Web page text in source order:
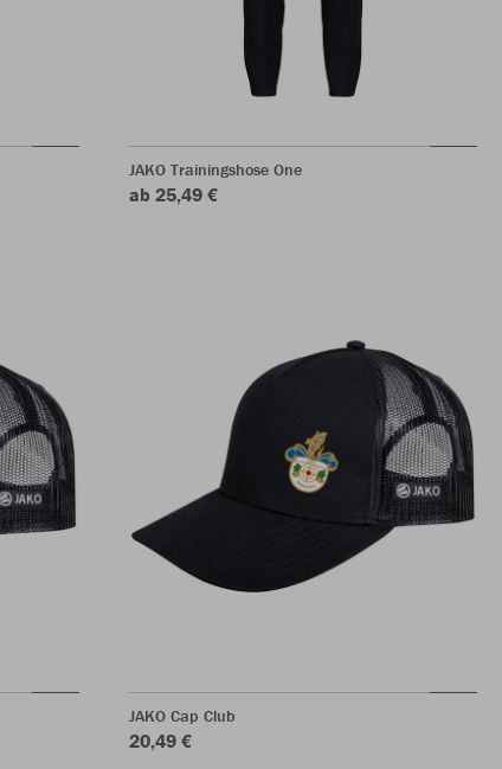
JAKO Trainingshose One
ab 25,49 €
JAKO Cap Club
20,49 €